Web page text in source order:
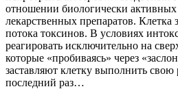
отношении биологически
лекарственных препаратов. Клетка
потока токсинов. В условиях
реагировать исключительно на
которые «пробиваясь» через
заставляют клетку выполнить
последний раз…